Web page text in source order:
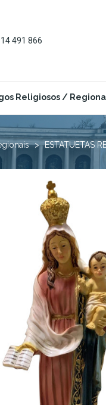
491 866
Religiosos /
ESTATUETAS